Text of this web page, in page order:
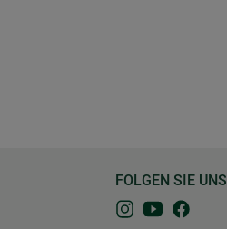
FOLGEN SIE UNS